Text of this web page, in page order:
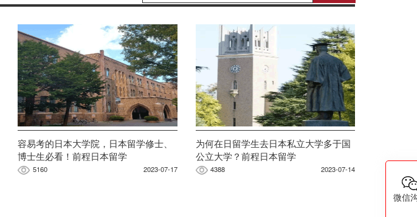
容易考的日本大学院，日本留学修士、
博士生必看！前程日本留学
5160 2023-07-17
为何在日留学生去日本私立大学多于国
公立大学？前程日本留学
4388 2023-07-14
微信